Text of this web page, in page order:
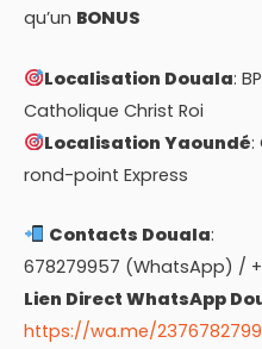
qu’un BONUS
Localisation Douala:
Catholique Christ Roi
Localisation Yaoundé:
rond-point Express
Contacts Douala:
678279957 (WhatsApp) /
Lien Direct WhatsApp
https://wa.me/